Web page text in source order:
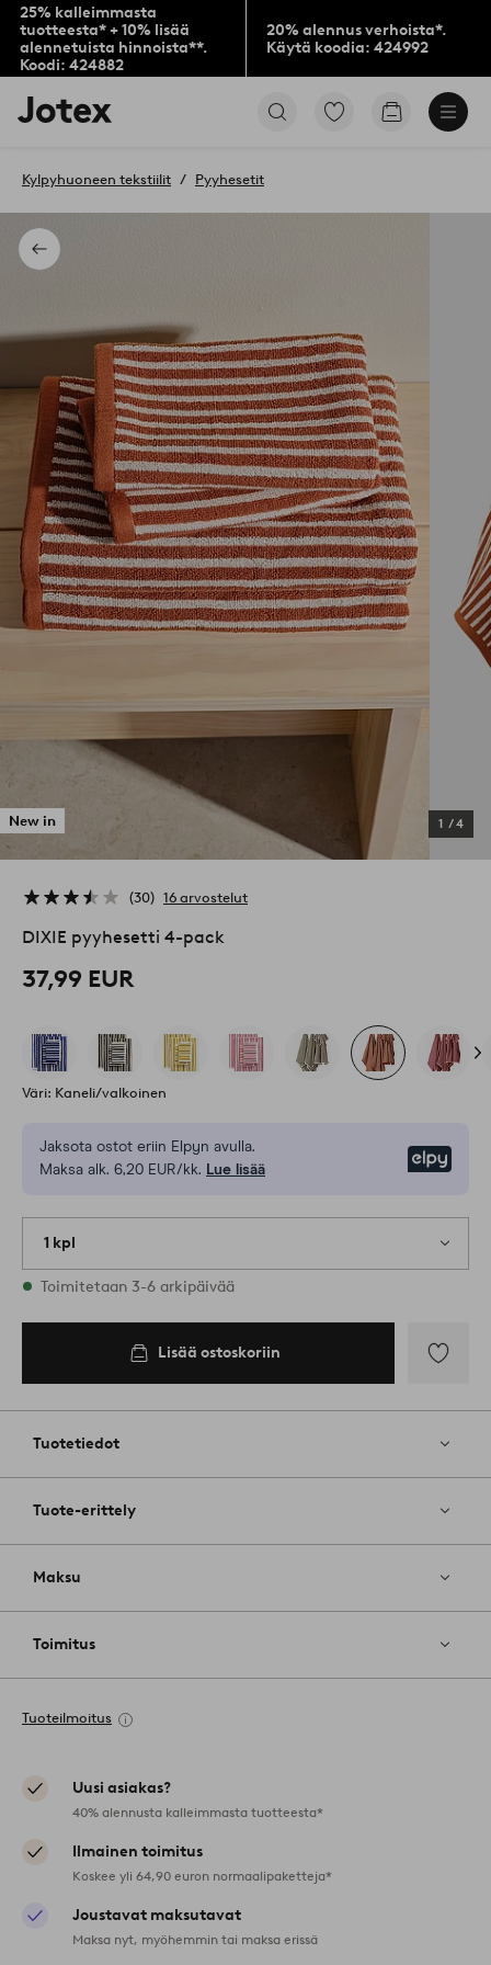
25% kalleimmasta
tuotteesta* + 10% lisää
alennetuista hinnoista**.
Koodi: 424882
20% alennus verhoista*.
Käytä koodia: 424992
Jotex-
logo
aloitussivulle
Siirry
Siirry
Takaisin
Kylpyhuoneen tekstiilit Pyyhesetit
New in 1 /4
30 16 arvostelut
DIXIE pyyhesetti 4-pack
37,99 EUR
Väri: Kaneli/valkoinen
Jaksota ostot eriin Elpyn avulla.
Maksa alk. 6,20 EUR/kk. Lue lisää
1 kpl
Varastossa
Toimitetaan 3-6 arkipäivää
Lisää ostoskoriin
Tuotetiedot
Tuote-erittely
Maksu
Toimitus
Tuoteilmoitus
Uusi asiakas?
40% alennusta kalleimmasta tuotteesta*
Ilmainen toimitus
Koskee yli 64,90 euron normaalipaketteja*
Joustavat maksutavat
Maksa nyt, myöhemmin tai maksa erissä